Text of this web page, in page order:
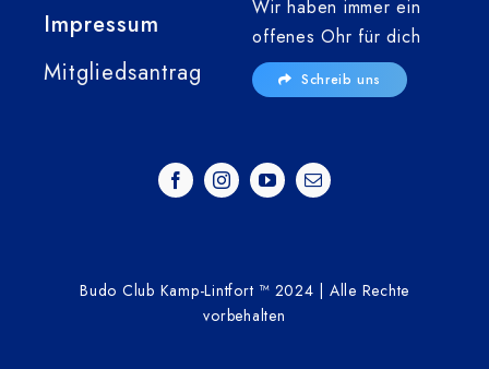
Impressum
Mitgliedsantrag
Wir haben immer ein
offenes Ohr für dich
Schreib uns
Budo Club Kamp-Lintfort ™ 2024 | Alle Rechte
vorbehalten